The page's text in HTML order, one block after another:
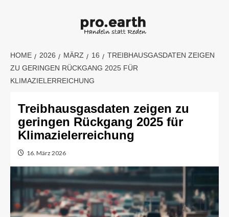
HOME 2026 MÄRZ 16
TREIBHAUSGASDATEN ZEIGEN
ZU GERINGEN RÜCKGANG 2025 FÜR
KLIMAZIELERREICHUNG
Treibhausgasdaten zeigen zu
geringen Rückgang 2025 für
Klimazielerreichung
16. März 2026